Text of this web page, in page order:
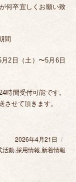
何卒宜しくお願い致
間
2日（土）〜5月6日
時間受付可能です。
させて頂きます。
投
稿
2026年4月21日
活動,採用情報,新着情報